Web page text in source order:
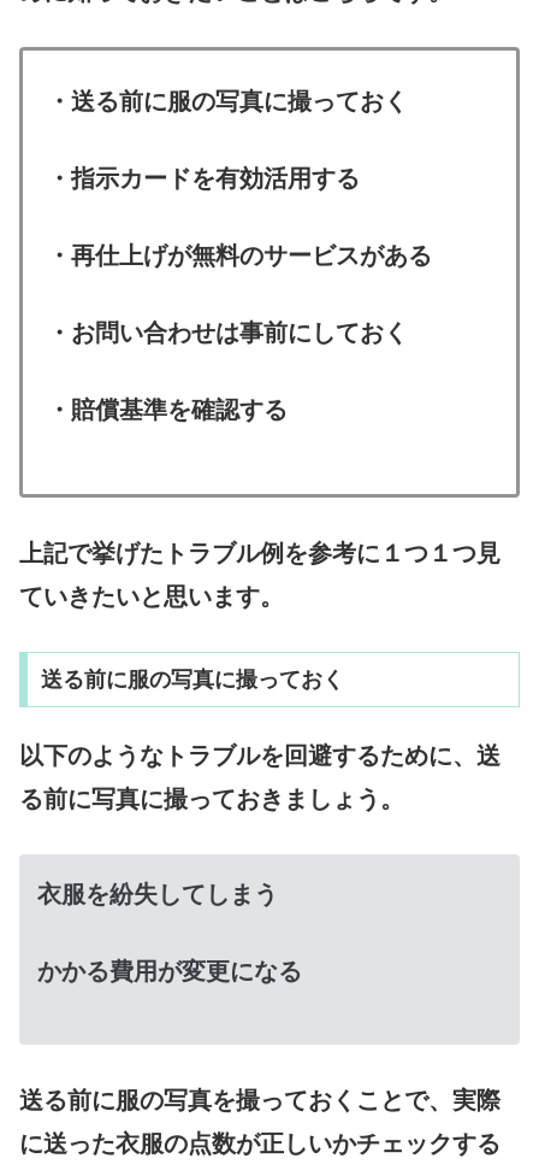
・送る前に服の写真に撮っておく
・指示カードを有効活用する
・再仕上げが無料のサービスがある
・お問い合わせは事前にしておく
・賠償基準を確認する
上記で挙げたトラブル例を参考に１つ１つ見
ていきたいと思います。
送る前に服の写真に撮っておく
以下のようなトラブルを回避するために、送
る前に写真に撮っておきましょう。
衣服を紛失してしまう
かかる費用が変更になる
送る前に服の写真を撮っておくことで、実際
に送った衣服の点数が正しいかチェックする